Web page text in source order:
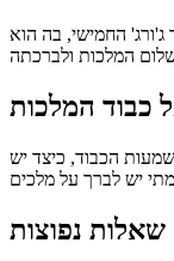
החמישי, בה הוא
כבוד המלכות
הכבוד, כיצד יש
שאלות נפוצות